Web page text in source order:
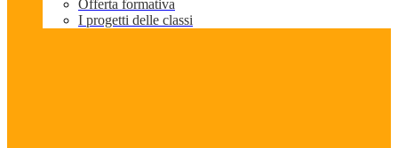
Offerta formativa
I progetti delle classi